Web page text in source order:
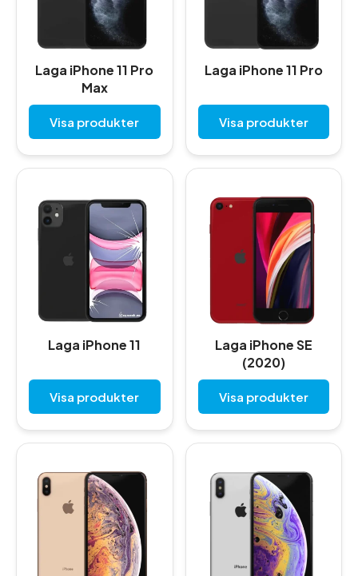
Laga iPhone 11 Pro
Max
Visa produkter
Laga iPhone 11 Pro
Visa produkter
Laga iPhone 11
Visa produkter
Laga iPhone SE
(2020)
Visa produkter